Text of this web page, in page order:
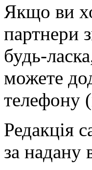
Якщо ви
партнери
будь-
можете
телефону
Редакція
за надану